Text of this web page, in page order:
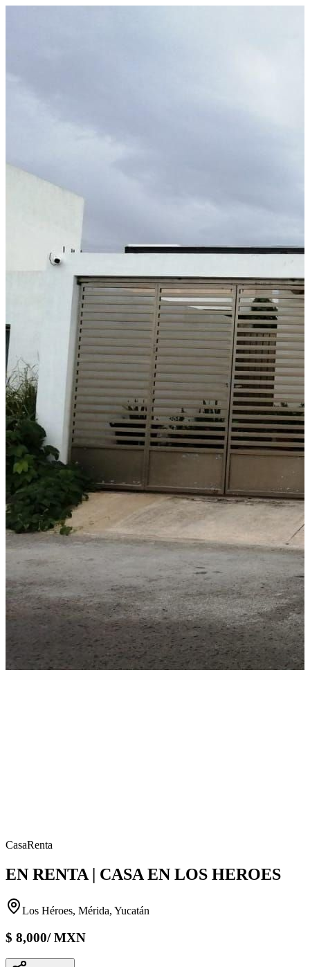
CasaRenta
EN RENTA | CASA EN LOS HEROES
Los Héroes, Mérida, Yucatán
$ 8,000/MXN